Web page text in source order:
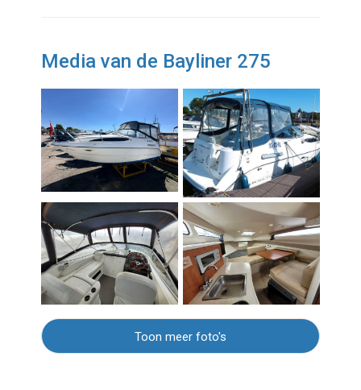
Media van de Bayliner 275
Toon meer foto's